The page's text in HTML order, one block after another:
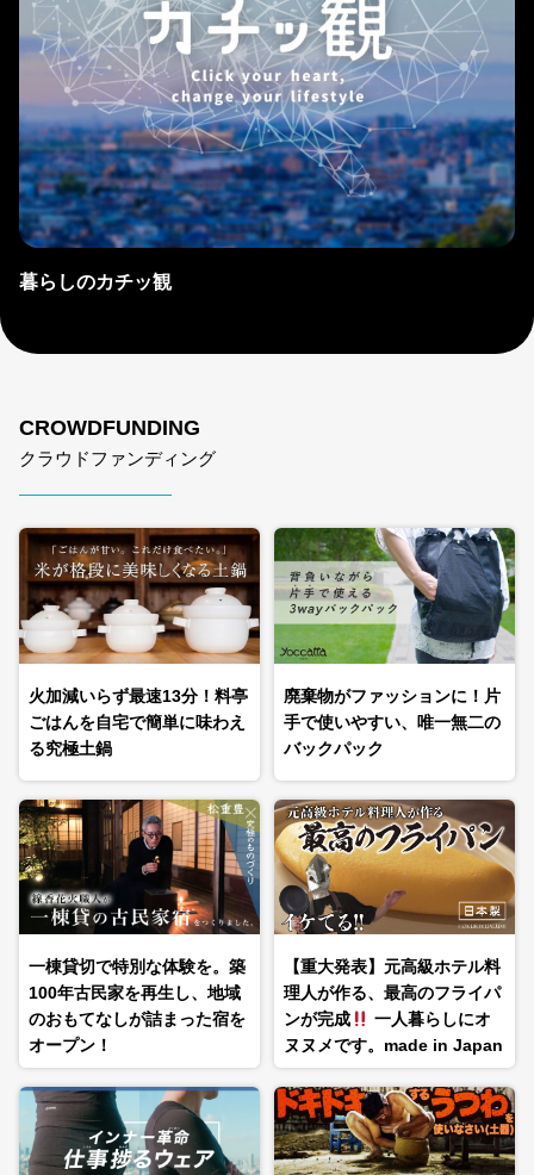
暮らしのカチッ観
CROWDFUNDING
クラウドファンディング
火加減いらず最速13分！料亭
ごはんを自宅で簡単に味わえ
る究極土鍋
廃棄物がファッションに！片
手で使いやすい、唯一無二の
バックパック
一棟貸切で特別な体験を。築
100年古民家を再生し、地域
のおもてなしが詰まった宿を
オープン！
【重大発表】元高級ホテル料
理人が作る、最高のフライパ
ンが完成
一人暮らしにオ
ヌヌメです。made in Japan